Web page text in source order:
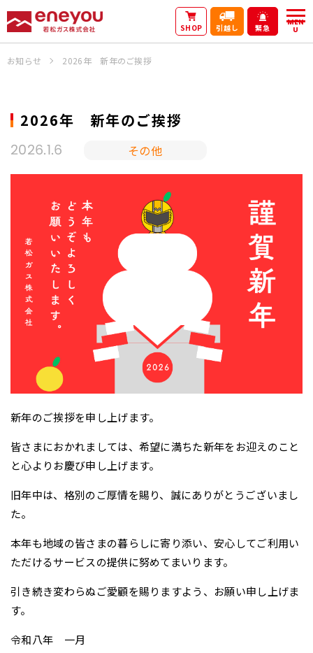
SHOP 引越し 緊急
MEN
U
お知らせ 2026年 新年のご挨拶
2026.1.6 その他
2026年 新年のご挨拶
新年のご挨拶を申し上げます。
皆さまにおかれましては、希望に満ちた新年をお迎えのこと
と心よりお慶び申し上げます。
旧年中は、格別のご厚情を賜り、誠にありがとうございまし
た。
本年も地域の皆さまの暮らしに寄り添い、安心してご利用い
ただけるサービスの提供に努めてまいります。
引き続き変わらぬご愛顧を賜りますよう、お願い申し上げま
す。
令和八年 一月